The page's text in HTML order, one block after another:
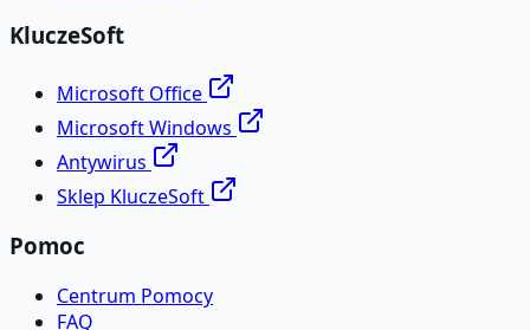
KluczeSoft
Microsoft Office
Microsoft Windows
Antywirus
Sklep KluczeSoft
Pomoc
Centrum Pomocy
FAQ